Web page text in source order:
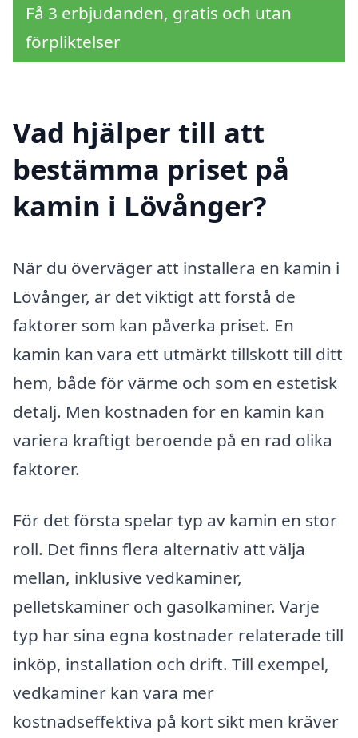
Få 3 erbjudanden, gratis och utan
förpliktelser
Vad hjälper till att
bestämma priset på
kamin i Lövånger?
När du överväger att installera en kamin i
Lövånger, är det viktigt att förstå de
faktorer som kan påverka priset. En
kamin kan vara ett utmärkt tillskott till ditt
hem, både för värme och som en estetisk
detalj. Men kostnaden för en kamin kan
variera kraftigt beroende på en rad olika
faktorer.
För det första spelar typ av kamin en stor
roll. Det finns flera alternativ att välja
mellan, inklusive vedkaminer,
pelletskaminer och gasolkaminer. Varje
typ har sina egna kostnader relaterade till
inköp, installation och drift. Till exempel,
vedkaminer kan vara mer
kostnadseffektiva på kort sikt men kräver